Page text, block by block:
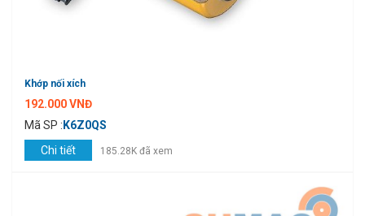
Khớp nối xích
192.000 VNĐ
Mã SP : K6Z0QS
Chi tiết
185.28K đã xem